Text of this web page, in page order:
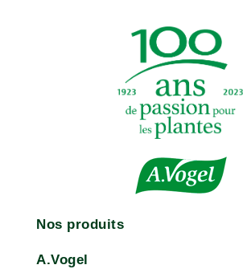
Nos produits
A.Vogel